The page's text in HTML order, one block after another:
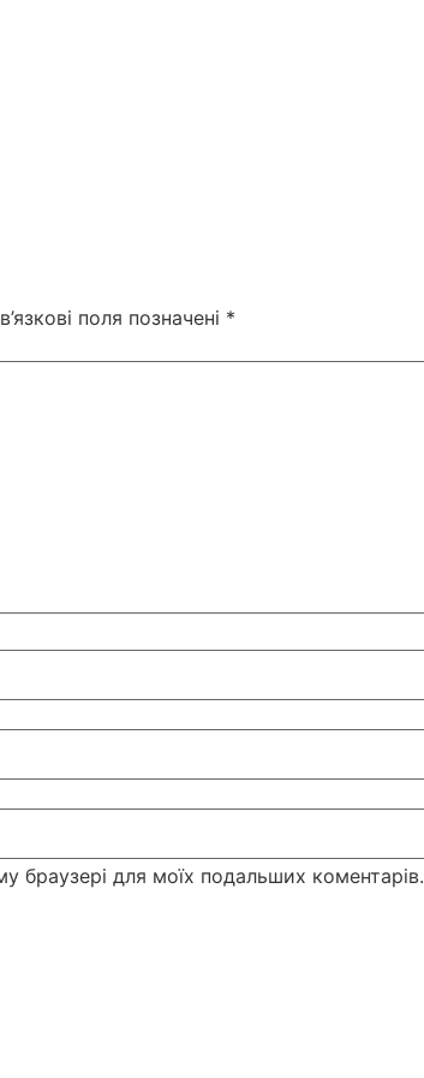
поля позначені *
браузері для моїх подальших коментарів.